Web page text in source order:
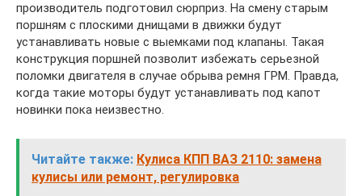
производитель подготовил сюрприз. На смену старым
поршням с плоскими днищами в движки будут
устанавливать новые с выемками под клапаны. Такая
конструкция поршней позволит избежать серьезной
поломки двигателя в случае обрыва ремня ГРМ. Правда,
когда такие моторы будут устанавливать под капот
новинки пока неизвестно.
Читайте также: Кулиса КПП ВАЗ 2110: замена
кулисы или ремонт, регулировка